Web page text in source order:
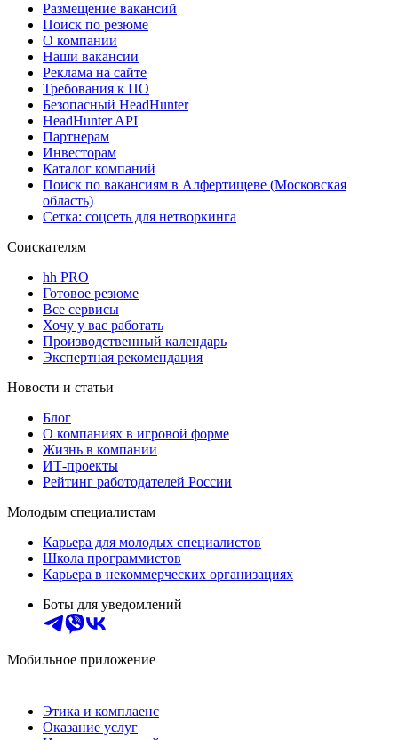
Размещение вакансий
Поиск по резюме
О компании
Наши вакансии
Реклама на сайте
Требования к ПО
Безопасный HeadHunter
HeadHunter API
Партнерам
Инвесторам
Каталог компаний
Поиск по вакансиям в Алфертищеве (Московская
область)
Сетка: соцсеть для нетворкинга
Соискателям
hh PRO
Готовое резюме
Все сервисы
Хочу у вас работать
Производственный календарь
Экспертная рекомендация
Новости и статьи
Блог
О компаниях в игровой форме
Жизнь в компании
ИТ-проекты
Рейтинг работодателей России
Молодым специалистам
Карьера для молодых специалистов
Школа программистов
Карьера в некоммерческих организациях
Боты для уведомлений
Мобильное приложение
Этика и комплаенс
Оказание услуг